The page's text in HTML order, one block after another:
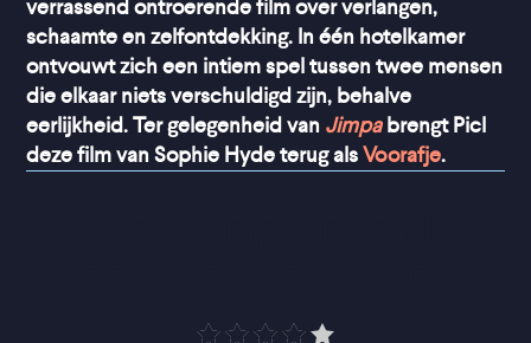
verrassend ontroerende film over verlangen,
schaamte en zelfontdekking. In één hotelkamer
ontvouwt zich een intiem spel tussen twee mensen
die elkaar niets verschuldigd zijn, behalve
eerlijkheid. Ter gelegenheid van Jimpabrengt Picl
deze film van Sophie Hyde terug alsVoorafje.